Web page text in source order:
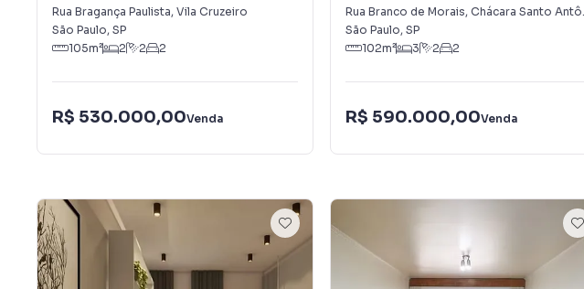
Rua Bragança Paulista, Vila Cruzeiro
São Paulo, SP
105m² 2 2 2
R$ 530.000,00Venda
Antônio (Zona Sul)
Rua Branco de Morais, Chácara Santo Antônio (Zona Sul)
São Paulo, SP
102m² 3 2 2
R$ 590.000,00Venda